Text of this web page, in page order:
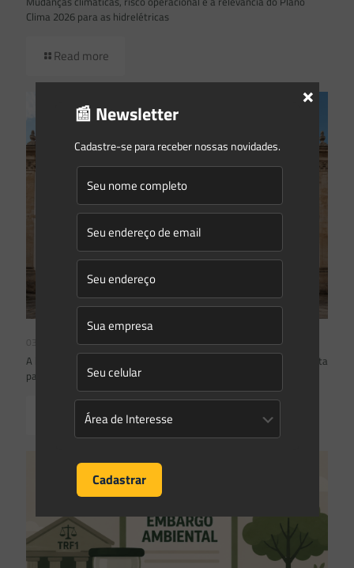
Clima 2026 para as hidrelétricas
Read more
03/08/2026
A inclusão de imóvel em inventário de patrimônio cultural não basta
para impor restrições ao direito de propriedade:
Read more
📰 Newsletter
Cadastre-se para receber nossas novidades.
×